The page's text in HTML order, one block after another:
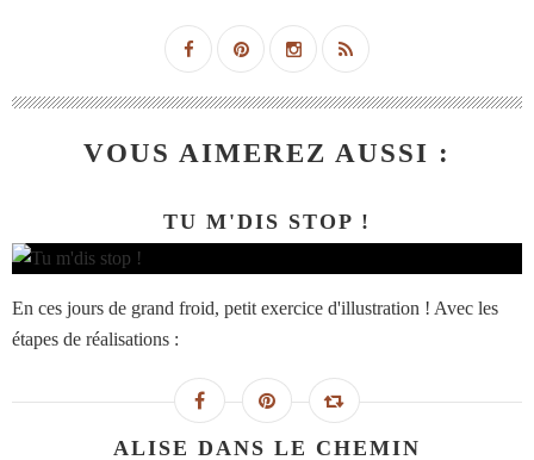
VOUS AIMEREZ AUSSI :
TU M'DIS STOP !
En ces jours de grand froid, petit exercice d'illustration ! Avec les
étapes de réalisations :
ALISE DANS LE CHEMIN